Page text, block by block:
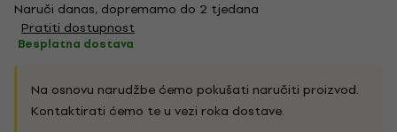
Naruči danas, dopremamo do 2 tjedana
Pratiti dostupnost
Besplatna dostava
Na osnovu narudžbe ćemo pokušati naručiti proizvod.
Kontaktirati ćemo te u vezi roka dostave.